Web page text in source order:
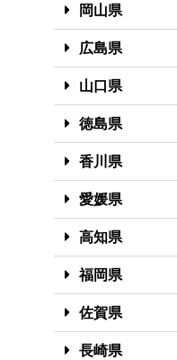
岡山県
広島県
山口県
徳島県
香川県
愛媛県
高知県
福岡県
佐賀県
長崎県